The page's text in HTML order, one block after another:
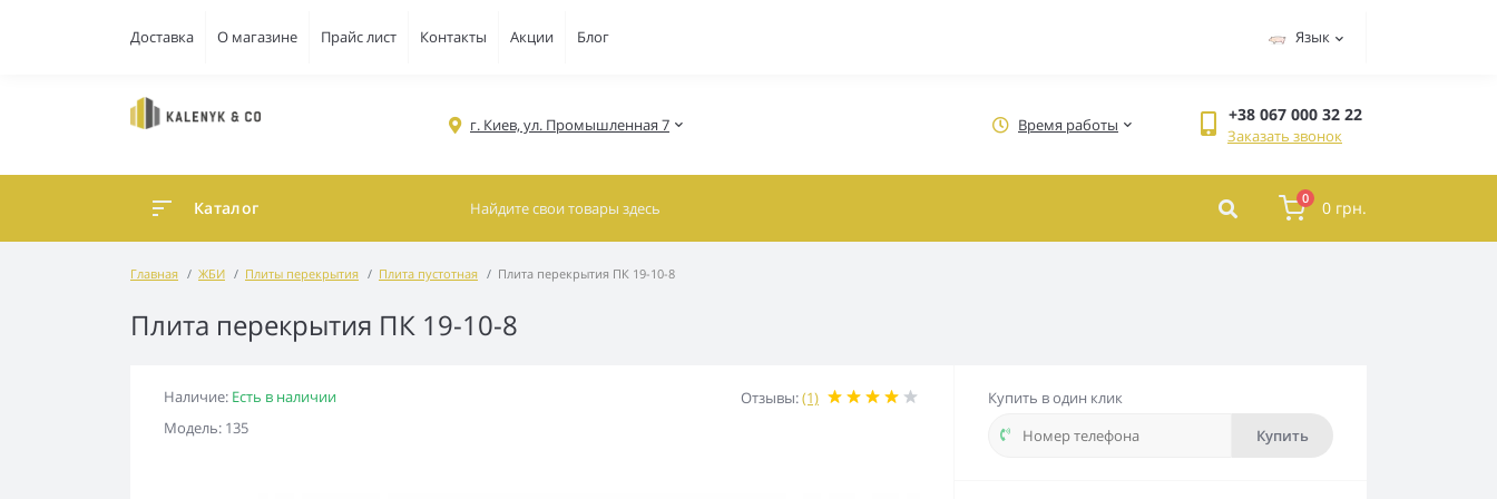
Доставка О магазине Прайс лист Контакты Акции Блог Язык
г. Киев, ул. Промышленная 7 Время работы +38 067 000 32 22
Заказать звонок
Каталог 0 0 грн.
Главная ЖБИ Плиты перекрытия Плита пустотная Плита перекрытия ПК 19-10-8
Плита перекрытия ПК 19-10-8
Наличие: Есть в наличии
Модель: 135
Отзывы:(1)
Купить в один клик
Купить